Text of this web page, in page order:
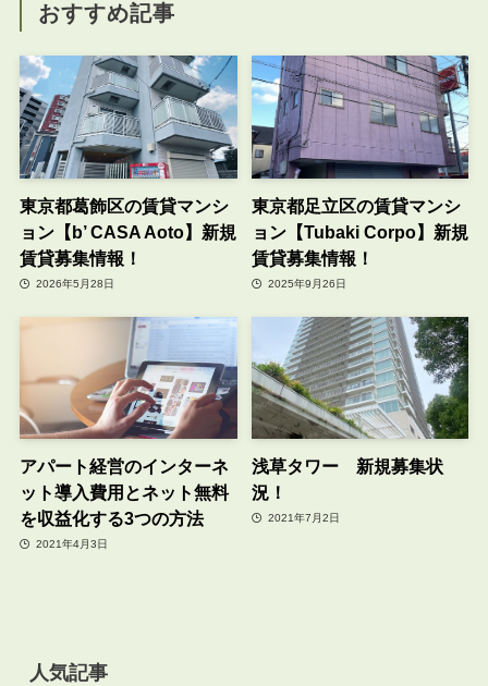
おすすめ記事
東京都葛飾区の賃貸マンシ
ョン【b’ CASA Aoto】新規
賃貸募集情報！
2026年5月28日
東京都足立区の賃貸マンシ
ョン【Tubaki Corpo】新規
賃貸募集情報！
2025年9月26日
アパート経営のインターネ
ット導入費用とネット無料
を収益化する3つの方法
2021年4月3日
浅草タワー 新規募集状
況！
2021年7月2日
人気記事